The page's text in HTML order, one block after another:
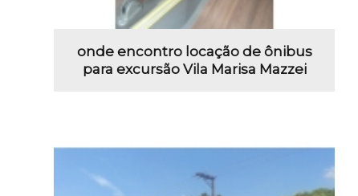
onde encontro locação de ônibus
para excursão Vila Marisa Mazzei